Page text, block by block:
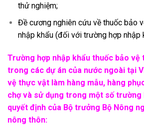
thử nghiệm;
Đề cương nghiên cứu về thuốc bảo
nhập khẩu (đối với trường hợp nhập
Trường hợp nhập khẩu thuốc bảo vệ
trong các dự án của nước ngoài tại
vệ thực vật làm hàng mẫu, hàng
chợ và sử dụng trong một số trường
quyết định của Bộ trưởng Bộ Nông
nông thôn: